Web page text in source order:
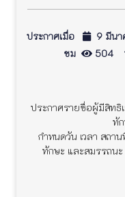
ประกาศเมื่อ
9 มีนา
ชม
504 บ
ประกาศรายชื่อผู้มีสิทธิ
ทั
กำหนดวัน เวลา สถา
ทักษะ และสมรรถน